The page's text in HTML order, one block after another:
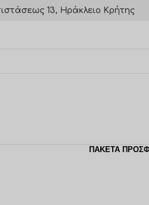
13, Ηράκλειο Κρήτης
ΠΑΚΈΤΑ